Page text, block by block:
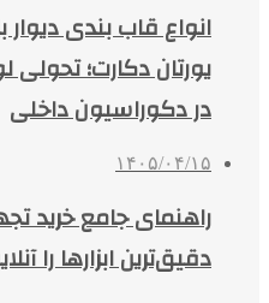
انواع قاب بندی
یورتان دکارت؛
در دکوراسیون داخلی
۱۴۰۵/۰۴/۱۵
راهنمای جامع خرید
دقیق‌ترین ابزارها را